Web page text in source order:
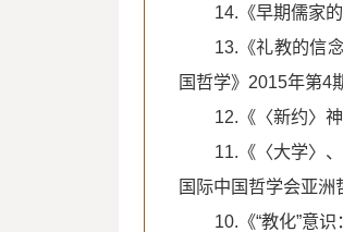
14.《早期儒家
13.《礼教的信
国哲学》2015年第4
12.《〈新约〉
11.《〈大学〉
国际中国哲学会亚洲
10.《“教化”意